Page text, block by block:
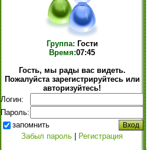
Группа: Гости
Время:07:45
Гость, мы рады вас видеть.
Пожалуйста зарегистрируйтесь или
авторизуйтесь!
Логин:
Пароль:
запомнить
Забыл пароль
Регистрация